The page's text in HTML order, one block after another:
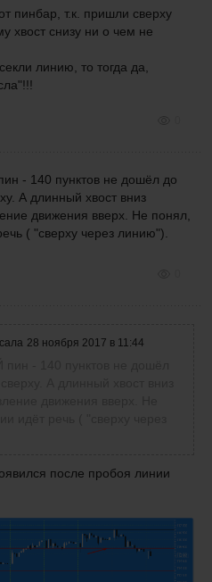
пинбар, т.к. пришли сверху
хвост снизу ни о чем не
линию, то тогда да,
- 140 пунктов не дошёл до
А длинный хвост вниз
движения вверх. Не понял,
( "сверху через линию").
28 ноября 2017 в 11:44
после пробоя линии